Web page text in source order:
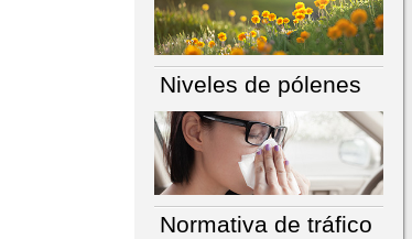
Niveles de pólenes
Normativa de tráfico